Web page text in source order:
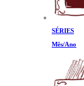
SÉRIES
Mês/Ano